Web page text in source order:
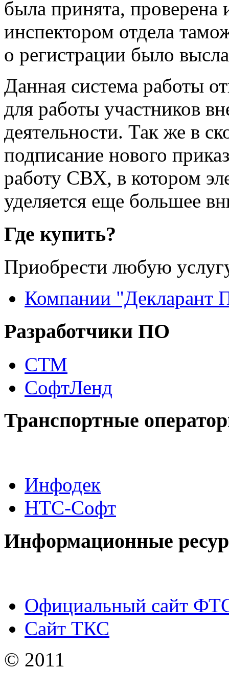
была принята, проверена
инспектором отдела
о регистрации было
Данная система работы
для работы участников
деятельности. Так же в
подписание нового
работу СВХ, в котором
уделяется еще большее
Где купить?
Приобрести любую
Компании "Декларант
Разработчики ПО
СТМ
СофтЛенд
Транспортные
Инфодек
НТС-Софт
Информационные
Официальный сайт
Сайт ТКС
© 2011